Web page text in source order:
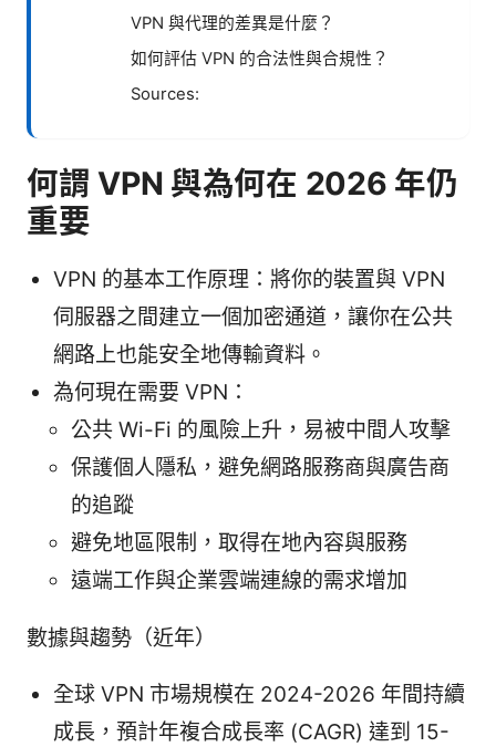
VPN 與代理的差異是什麼？
如何評估 VPN 的合法性與合規性？
Sources:
何謂 VPN 與為何在 2026 年仍
重要
VPN 的基本工作原理：將你的裝置與 VPN
伺服器之間建立一個加密通道，讓你在公共
網路上也能安全地傳輸資料。
為何現在需要 VPN：
公共 Wi-Fi 的風險上升，易被中間人攻擊
保護個人隱私，避免網路服務商與廣告商
的追蹤
避免地區限制，取得在地內容與服務
遠端工作與企業雲端連線的需求增加
數據與趨勢（近年）
全球 VPN 市場規模在 2024-2026 年間持續
成長，預計年複合成長率 (CAGR) 達到 15-